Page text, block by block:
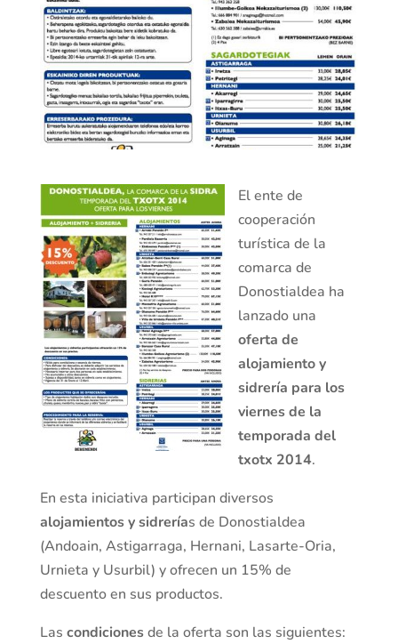
El ente de
cooperación
turística de la
comarca de
Donostialdea ha
lanzado una
oferta de
alojamiento y
sidrería para los
viernes de la
temporada del
txotx 2014.
En esta iniciativa participan diversos
alojamientos y sidrerías de Donostialdea
(Andoain, Astigarraga, Hernani, Lasarte-Oria,
Urnieta y Usurbil) y ofrecen un 15% de
descuento en sus productos.
Las condicionesde la oferta son las siguientes: